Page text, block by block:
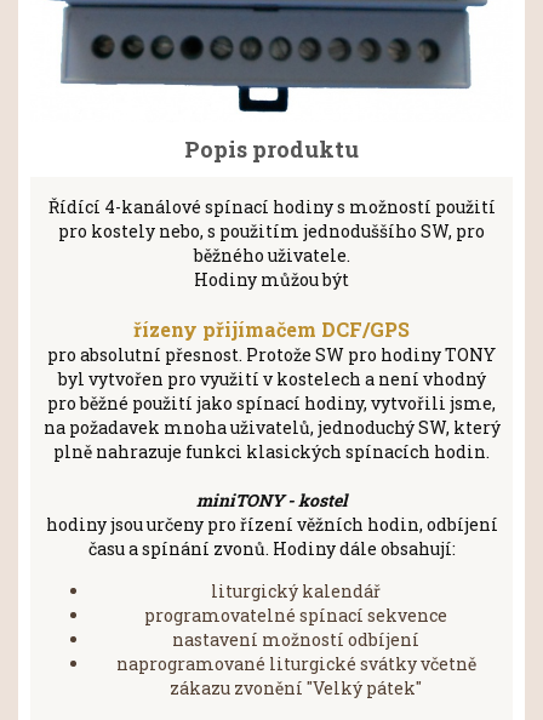
Popis produktu
Řídící 4-kanálové spínací hodiny s možností použití
pro kostely nebo, s použitím jednoduššího SW, pro
běžného uživatele.
Hodiny můžou být
řízeny přijímačem DCF/GPS
pro absolutní přesnost. Protože SW pro hodiny TONY
byl vytvořen pro využití v kostelech a není vhodný
pro běžné použití jako spínací hodiny, vytvořili jsme,
na požadavek mnoha uživatelů, jednoduchý SW, který
plně nahrazuje funkci klasických spínacích hodin.
miniTONY - kostel
hodiny jsou určeny pro řízení věžních hodin, odbíjení
času a spínání zvonů. Hodiny dále obsahují:
liturgický kalendář
programovatelné spínací sekvence
nastavení možností odbíjení
naprogramované liturgické svátky včetně
zákazu zvonění "Velký pátek"